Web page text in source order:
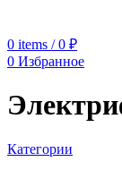
0 items / 0 ₽
0 Избранное
Категории